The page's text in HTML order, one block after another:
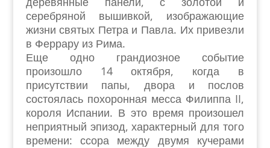
серебряной вышивкой, изображающие
жизни святых Петра и Павла. Их привезли
в Феррару из Рима.
Еще одно грандиозное событие
произошло 14 октября, когда в
присутствии папы, двора и послов
состоялась похоронная месса Филиппа II,
короля Испании. В это время произошел
неприятный эпизод, характерный для того
времени: ссора между двумя кучерами